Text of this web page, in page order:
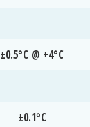
±0.5°C @ +4°C
±0.1°C